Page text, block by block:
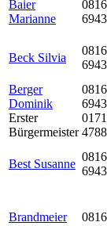
Baier
Marianne
Beck Silvia
Berger
Dominik
Erster
Bürgermeister
0171
Best Susanne
Brandmeier